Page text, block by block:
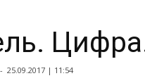
- 25.09.2017 | 11:54